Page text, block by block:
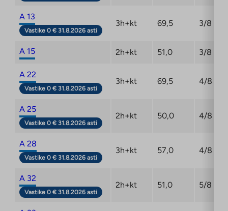
A 13
Vastike 0 € 31.8.2026 asti
3h+kt 69,5 3/8
A 15 2h+kt 51,0 3/8
A 22
Vastike 0 € 31.8.2026 asti
3h+kt 69,5 4/8
A 25
Vastike 0 € 31.8.2026 asti
2h+kt 50,0 4/8
A 28
Vastike 0 € 31.8.2026 asti
3h+kt 57,0 4/8
A 32
Vastike 0 € 31.8.2026 asti
2h+kt 51,0 5/8